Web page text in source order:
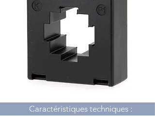
Caractéristiques techniques :